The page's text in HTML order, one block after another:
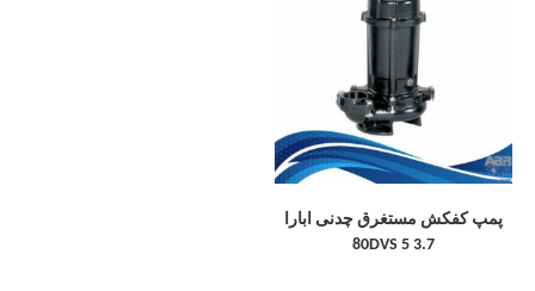
پمپ کفکش مستغرق چدنی ابارا
80DVS 5 3.7